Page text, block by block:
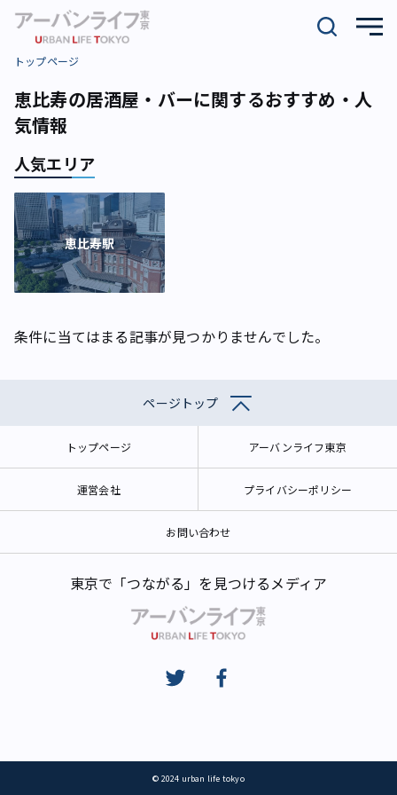
トップページ
恵比寿の居酒屋・バーに関するおすすめ・人
気情報
人気エリア
恵比寿駅
条件に当てはまる記事が見つかりませんでした。
ページトップ
トップページ アーバンライフ東京
運営会社 プライバシーポリシー
お問い合わせ
東京で「つながる」を見つけるメディア
© 2024 urban life tokyo